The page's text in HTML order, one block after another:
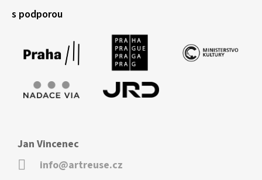
s podporou
Jan Vincenec
info@artreuse.cz